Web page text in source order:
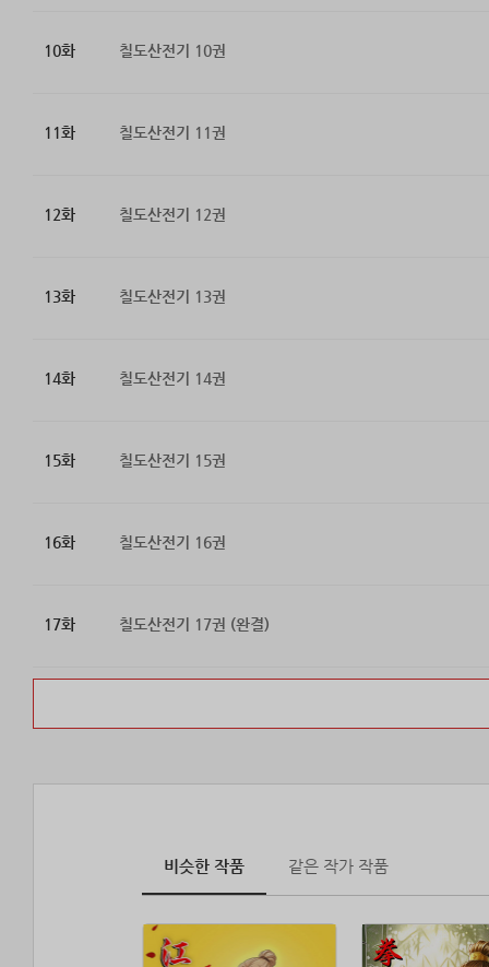
10화 칠도산전기 10권
11화 칠도산전기 11권
12화 칠도산전기 12권
13화 칠도산전기 13권
14화 칠도산전기 14권
15화 칠도산전기 15권
16화 칠도산전기 16권
17화 칠도산전기 17권 (완결)
비슷한 작품 같은 작가 작품